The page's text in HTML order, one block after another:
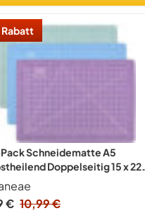
Schneidematte A5
Doppelseitig 15 x 22
Mehrfarbig für
DIY Handarbeit
€ 10,99 €